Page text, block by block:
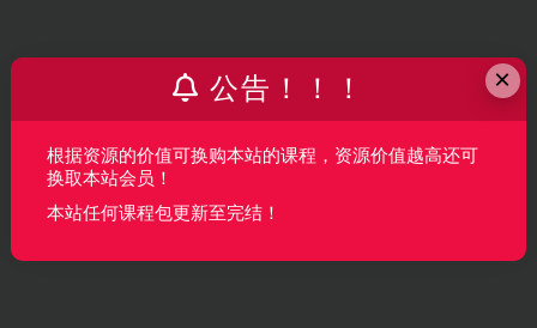
×
公告！！！
根据资源的价值可换购本站的课程，资源价值越高还可
换取本站会员！
本站任何课程包更新至完结！